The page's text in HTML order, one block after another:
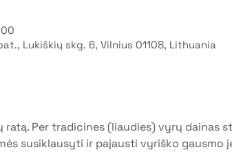
Lukiškių skg. 6, Vilnius 01108, Lithuania
ratą. Per tradicines (liaudies) vyrų dainas
susiklausyti ir pajausti vyriško gausmo